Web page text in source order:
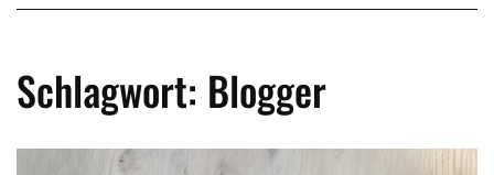
Schlagwort: Blogger